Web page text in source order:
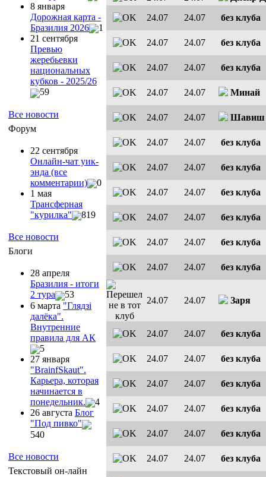
8 января
Дорожная карта -
Бразилия 2026
1
21 сентября
Превью
жеребьевки
национальных
кубков - 2025/26
59
Все новости
Форум
22 сентября
Онлайн-чат уик-
энда (все
комментарии)
0
1 мая
Трансферная
"курилка"
819
Все новости
Блоги
28 апреля
Бразилия - итоги
2 тура
53
6 марта "Глядзi
далёка".
Внутренние
правила для АК
5
27 января
"ВrainfSkaut".
Карьера, которая
начинается в
понедельник.
4
26 августа Блог
"Под пивко"
540
Все новости
Текстовый он-лайн
24.07
24.07 без клуба
24.07 24.07 без клуба
24.07 24.07 без клуба
24.07 24.07 Минай
24.07 24.07 Шавиш
24.07 24.07 без клуба
24.07 24.07 без клуба
24.07 24.07 без клуба
24.07 24.07 без клуба
24.07 24.07 без клуба
24.07 24.07 без клуба
24.07 24.07 Заря
24.07 24.07 без клуба
24.07 24.07 без клуба
24.07 24.07 без клуба
24.07 24.07 без клуба
24.07 24.07 без клуба
24.07 24.07 без клуба